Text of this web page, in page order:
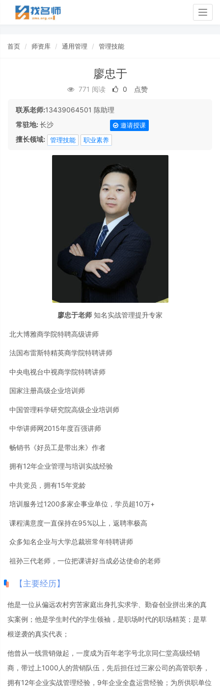
首页 师资库 通用管理 管理技能
廖忠于
771 阅读 0 点赞
联系老师:13439064501 陈助理
常驻地:长沙 邀请授课
擅长领域: 管理技能 职业素养
廖忠于老师 知名实战管理提升专家
北大博雅商学院特聘高级讲师
法国布雷斯特精英商学院特聘讲师
中央电视台中视商学院特聘讲师
国家注册高级企业培训师
中国管理科学研究院高级企业培训师
中华讲师网2015年度百强讲师
畅销书《好员工是带出来》作者
拥有12年企业管理与培训实战经验
中共党员，拥有15年党龄
培训服务过1200多家企事业单位，学员超10万+
课程满意度一直保持在95%以上，返聘率极高
众多知名企业与大学总裁班常年特聘讲师
祖孙三代老师，一位把课讲好当成必达使命的老师
【主要经历】
他是一位从偏远农村穷苦家庭出身扎实求学、勤奋创业拼出来的真
实案例；他是学生时代的学生领袖，是职场时代的职场精英；是草
根逆袭的真实代表；
他曾从一线营销做起，一度成为百年老字号北京同仁堂高级经销
商，带过上1000人的营销队伍，先后担任过三家公司的高管职务，
拥有12年企业实战管理经验，9年企业全盘运营经验；为所供职单位